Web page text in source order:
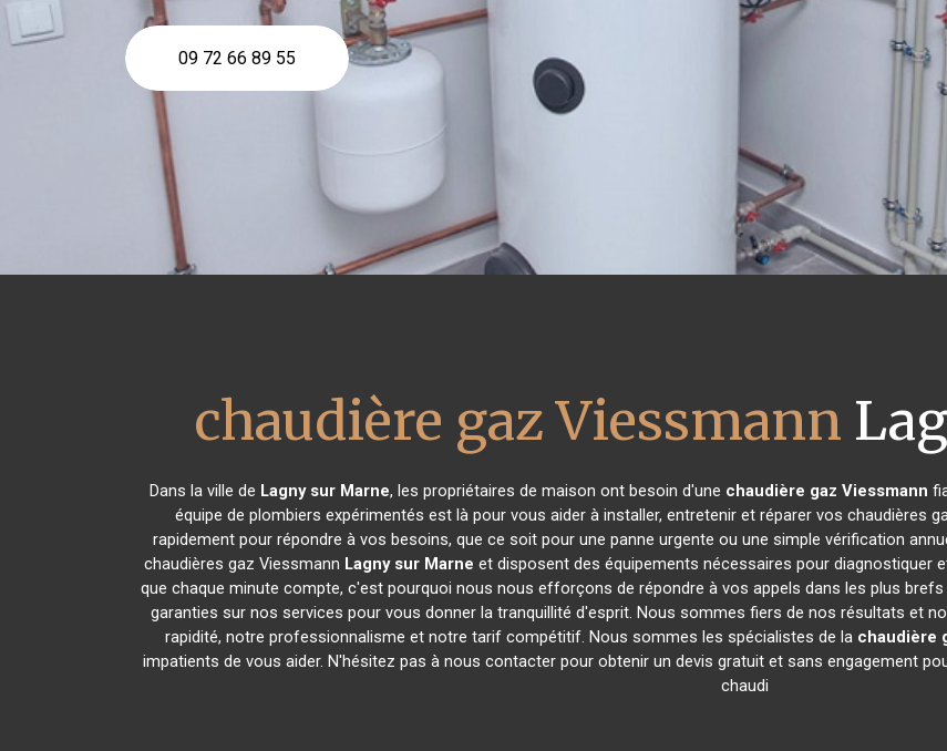
09 72 66 89 55
chaudière gaz Viessmann
Dans la ville de Lagny sur Marne, les propriétaires de maison ont besoin d'une chaudière gaz Viessmann
équipe de plombiers expérimentés est là pour vous aider à installer, entretenir et réparer vos chaudières
rapidement pour répondre à vos besoins, que ce soit pour une panne urgente ou une simple vérification
chaudières gaz Viessmann Lagny sur Marne et disposent des équipements nécessaires pour diagnostiquer
que chaque minute compte, c'est pourquoi nous nous efforçons de répondre à vos appels dans les plus
garanties sur nos services pour vous donner la tranquillité d'esprit. Nous sommes fiers de nos résultats et
rapidité, notre professionnalisme et notre tarif compétitif. Nous sommes les spécialistes de la chaudière
impatients de vous aider. N'hésitez pas à nous contacter pour obtenir un devis gratuit et sans engagement
chaudi